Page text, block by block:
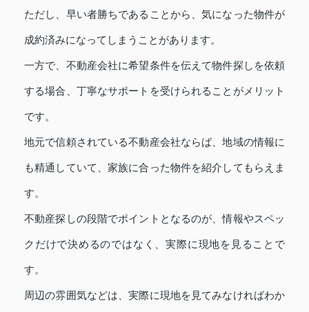
ただし、早い者勝ちであることから、気になった物件が
成約済みになってしまうことがあります。
一方で、不動産会社に希望条件を伝えて物件探しを依頼
する場合、丁寧なサポートを受けられることがメリット
です。
地元で信頼されている不動産会社ならば、地域の情報に
も精通していて、家族に合った物件を紹介してもらえま
す。
不動産探しの段階でポイントとなるのが、情報やスペッ
クだけで決めるのではなく、実際に現地を見ることで
す。
周辺の雰囲気などは、実際に現地を見てみなければわか